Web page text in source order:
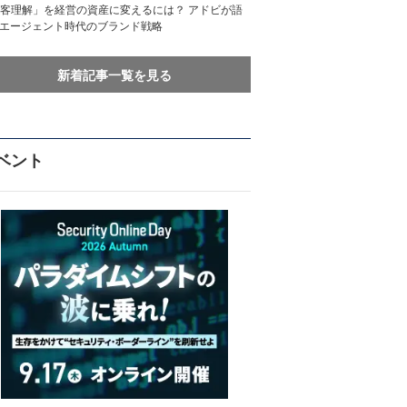
客理解」を経営の資産に変えるには？ アドビが語
ージェント時代のブランド戦略
新着記事一覧を見る
ント